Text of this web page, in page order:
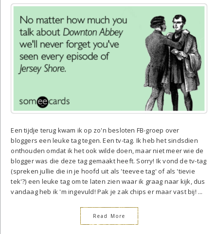
Een tijdje terug kwam ik op zo'n besloten FB-groep over
bloggers een leuke tag tegen. Een tv-tag. Ik heb het sindsdien
onthouden omdat ik het ook wilde doen, maar niet meer wie de
blogger was die deze tag gemaakt heeft. Sorry! Ik vond de tv-tag
(spreken jullie die in je hoofd uit als 'teevee tag' of als 'tievie
tek'?) een leuke tag om te laten zien waar ik graag naar kijk, dus
vandaag heb ik 'm ingevuld! Pak je zak chips er maar vast bij! ...
Read More